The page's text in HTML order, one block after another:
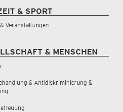
& SPORT
Veranstaltungen
& MENSCHEN
& Antidiskriminierung &